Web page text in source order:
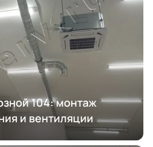
104: монтаж
и вентиляции